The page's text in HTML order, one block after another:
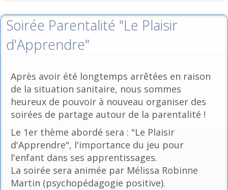
Soirée Parentalité "Le Plaisir
d'Apprendre"
Après avoir été longtemps arrêtées en raison
de la situation sanitaire, nous sommes
heureux de pouvoir à nouveau organiser des
soirées de partage autour de la parentalité !
Le 1er thème abordé sera : "Le Plaisir
d'Apprendre", l'importance du jeu pour
l'enfant dans ses apprentissages.
La soirée sera animée par Mélissa Robinne
Martin (psychopédagogie positive).